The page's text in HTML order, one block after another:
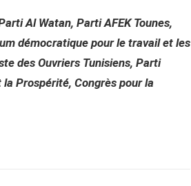
Al Watan, Parti AFEK Tounes,
démocratique pour le travail et les
des Ouvriers Tunisiens, Parti
Prospérité, Congrès pour la